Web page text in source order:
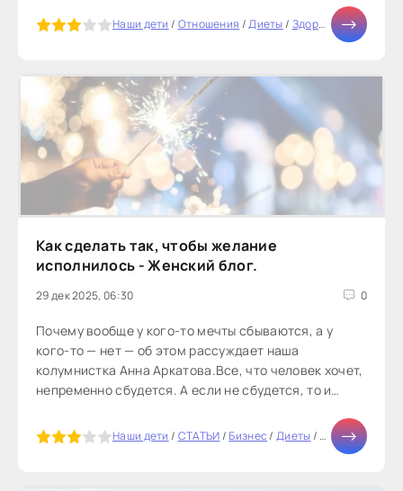
Наши дети / Отношения /Диеты/ Здоровье /Дом
Как сделать так, чтобы желание
исполнилось - Женский блог.
29 дек 2025, 06:30 0
Почему вообще у кого-то мечты сбываются, а у
кого-то — нет — об этом рассуждает наша
колумнистка Анна Аркатова.Все, что человек хочет,
непременно сбудется. А если не сбудется, то и
Наши дети / СТАТЬИ/Бизнес/Диеты/ Тесты онлайн